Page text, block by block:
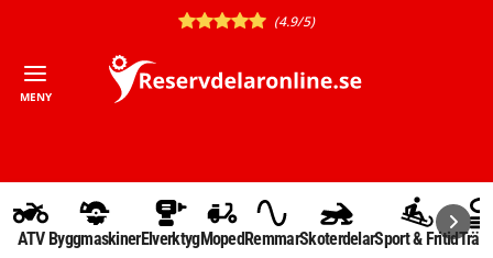
(4.9/5)
MENY
ATV ByggmaskinerElverktygMopedRemmarSkoterdelarSport & Fritid